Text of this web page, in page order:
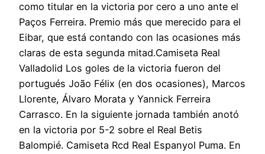
como titular en la victoria por cero a uno ante el
Paços Ferreira. Premio más que merecido para el
Eibar, que está contando con las ocasiones más
claras de esta segunda mitad.Camiseta Real
Valladolid Los goles de la victoria fueron del
portugués João Félix (en dos ocasiones), Marcos
Llorente, Álvaro Morata y Yannick Ferreira
Carrasco. En la siguiente jornada también anotó
en la victoria por 5-2 sobre el Real Betis
Balompié. Camiseta Rcd Real Espanyol Puma. En